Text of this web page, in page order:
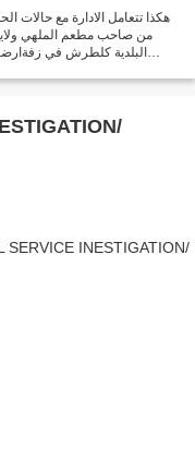
هكذا تتعامل الادارة مع حالات
من صاحب مطعم الملهي
البلدية كلطرش في